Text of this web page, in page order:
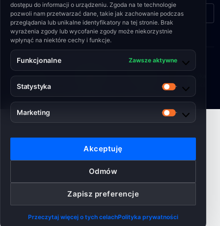
dostępu do informacji o urządzeniu. Zgoda na te technologie
pozwoli nam przetwarzać dane, takie jak zachowanie podczas
przeglądania lub unikalne identyfikatory na tej stronie. Brak
wyrażenia zgody lub wycofanie zgody może niekorzystnie
wpłynąć na niektóre cechy i funkcje.
Funkcjonalne Zawsze aktywne
Statystyka
Statystyka
Marketing
Marketing
Akceptuję
Odmów
Zapisz preferencje
Przeczytaj więcej o tych celachPolityka prywatności
Formularz kontaktowy
Polityka plików
Cookies
•
Polityka
•
Regulamin
•
Polityka